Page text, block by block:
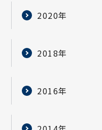
2020年
2018年
2016年